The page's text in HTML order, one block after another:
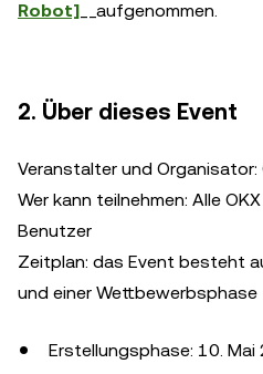
Robot] __aufgenommen.
2. Über dieses Event
Veranstalter und Organisator:
Wer kann teilnehmen: Alle
Benutzer
Zeitplan: das Event besteht
und einer Wettbewerbsphase
Erstellungsphase: 10.